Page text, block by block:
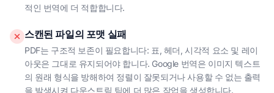
적인 번역에 더 적합합니다.
스캔된 파일의 포맷 실패
PDF는 구조적 보존이 필요합니다: 표, 헤더, 시각적 요소 및 레이
아웃은 그대로 유지되어야 합니다. Google 번역은 이미지 텍스트
의 원래 형식을 방해하여 정렬이 잘못되거나 사용할 수 없는 출력
을 발생시켜 다운스트림 팀에 더 많은 작업을 생성합니다.